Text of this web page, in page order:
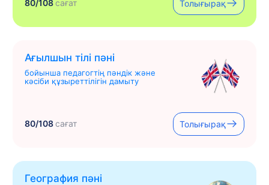
80/108сағат Толығырақ
Ағылшын тілі пәні
бойынша педагогтің пәндік және
кәсіби құзыреттілігін дамыту
80/108сағат Толығырақ
География пәні